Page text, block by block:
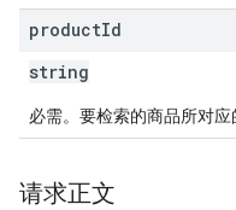
productId
string
必需。要检索的商品所对应
请求正文